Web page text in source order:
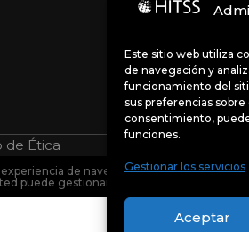
Este sitio web utiliza
de navegación y
funcionamiento del
sus preferencias
consentimiento,
funciones.
Gestionar los servicios
Aceptar
de Ética
de navegación y analizar el uso
puede gestionar sus preferencias sobre